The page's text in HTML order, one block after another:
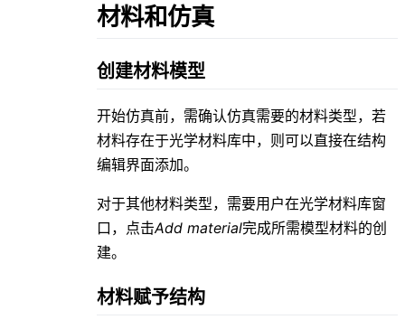
材料和仿真
创建材料模型
开始仿真前，需确认仿真需要的材料类型，若
材料存在于光学材料库中，则可以直接在结构
编辑界面添加。
对于其他材料类型，需要用户在光学材料库窗
口，点击Add material完成所需模型材料的创
建。
材料赋予结构